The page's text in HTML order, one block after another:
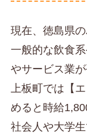
現在、徳島県
一般的な飲食
やサービス業
上板町では【
めると時給
社会人や大学